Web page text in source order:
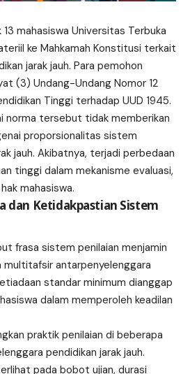
mahasiswa Universitas Terbuka
ke Mahkamah Konstitusi terkait
jarak jauh. Para pemohon
(3) Undang-Undang Nomor 12
Tinggi terhadap UUD 1945.
norma tersebut tidak memberikan
proporsionalitas sistem
jauh. Akibatnya, terjadi perbedaan
tinggi dalam mekanisme evaluasi,
mahasiswa.
dan Ketidakpastian Sistem
frasa sistem penilaian menjamin
multitafsir antarpenyelenggara
standar minimum dianggap
dalam memperoleh keadilan
praktik penilaian di beberapa
pendidikan jarak jauh.
pada bobot ujian, durasi